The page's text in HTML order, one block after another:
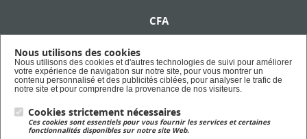
CFA
Formation en alternance
Taxe d'apprentissage
Lycée Privé
Formation Scolaire
Nous utilisons des cookies
Nous utilisons des cookies et d'autres technologies de suivi pour améliorer
votre expérience de navigation sur notre site, pour vous montrer un
contenu personnalisé et des publicités ciblées, pour analyser le trafic de
notre site et pour comprendre la provenance de nos visiteurs.
Cookies strictement nécessaires
Ces cookies sont essentiels pour vous fournir les services et certaines
fonctionnalités disponibles sur notre site Web.